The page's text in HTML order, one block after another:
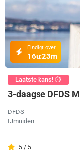
Eindigt over
16u:23m
Laatste kans! ⏱️
3-daagse DFDS
DFDS
IJmuiden
5 / 5